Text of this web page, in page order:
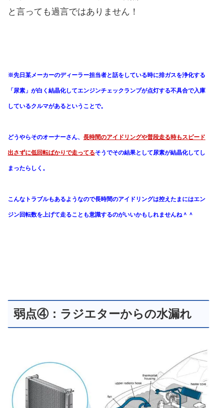
と言っても過言ではありません！
※先日某メーカーのディーラー担当者と話をしている時に排ガスを浄化する
「尿素」が白く結晶化してエンジンチェックランプが点灯する不具合で入庫
しているクルマがあるということで。
どうやらそのオーナーさん、 長時間のアイドリングや普段走る時もスピード
出さずに低回転ばかりで走ってるそうでその結果として尿素が結晶化してし
まったらしく。
こんなトラブルもあるようなので長時間のアイドリングは控え たまにはエン
ジン回転数を上げて走ることも意識するのがいいかもしれませんね＾＾
弱点④：ラジエターからの水漏れ